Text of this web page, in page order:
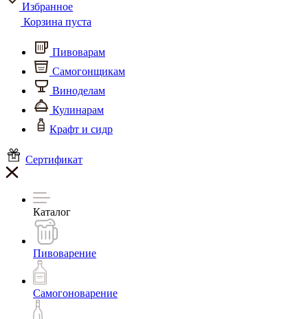
Избранное
Корзина пуста
Пивоварам
Самогонщикам
Виноделам
Кулинарам
Крафт и сидр
Сертификат
Каталог
Пивоварение
Самогоноварение